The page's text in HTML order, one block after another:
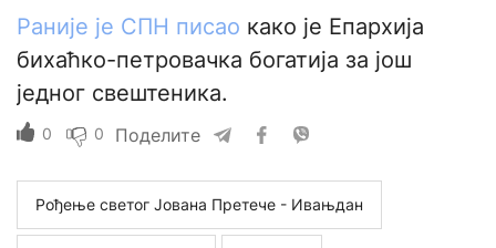
Раније је СПН писао како је Епархија
бихаћко-петровачка богатија за још
једног свештеника.
0 0 Поделите
Рођење светог Јована Претече - Ивањдан